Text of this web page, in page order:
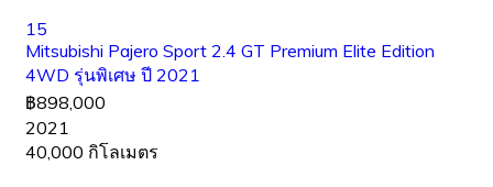
15
Mitsubishi Pajero Sport 2.4 GT Premium Elite Edition
4WD รุ่นพิเศษ ปี 2021
฿898,000
2021
40,000 กิโลเมตร